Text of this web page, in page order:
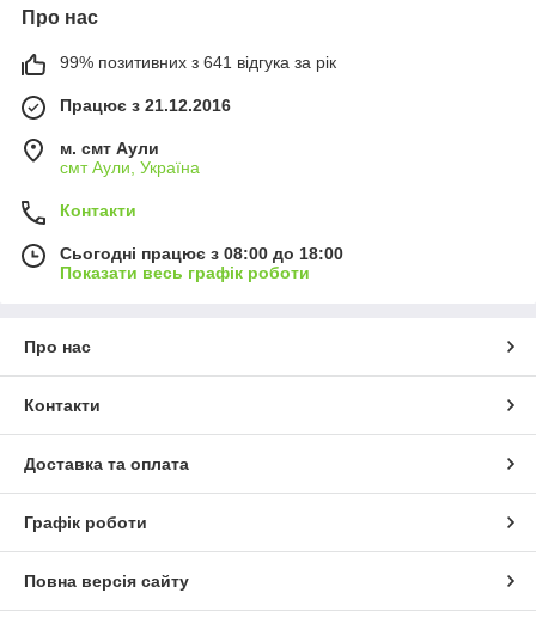
Про нас
99% позитивних з 641 відгука за рік
Працює з 21.12.2016
м. смт Аули
смт Аули, Україна
Контакти
Сьогодні працює з 08:00 до 18:00
Показати весь графік роботи
Про нас
Контакти
Доставка та оплата
Графік роботи
Повна версія сайту